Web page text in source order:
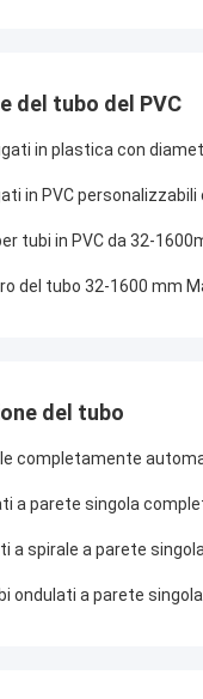
del tubo del PVC
in plastica con
in PVC
tubi in PVC da 32-
del tubo 32-1600 mm
del tubo
completamente
a parete singola
a spirale a parete
ondulati a parete